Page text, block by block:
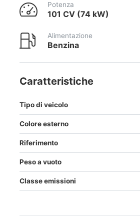
Potenza
101 CV (74 kW)
Alimentazione
Benzina
Caratteristiche
Tipo di veicolo
Colore esterno
Riferimento
Peso a vuoto
Classe emissioni